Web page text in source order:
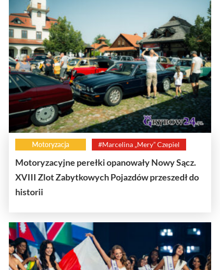
Motoryzacja #Marcelina „Mery” Czepiel
Motoryzacyjne perełki opanowały Nowy Sącz.
XVIII Zlot Zabytkowych Pojazdów przeszedł do
historii